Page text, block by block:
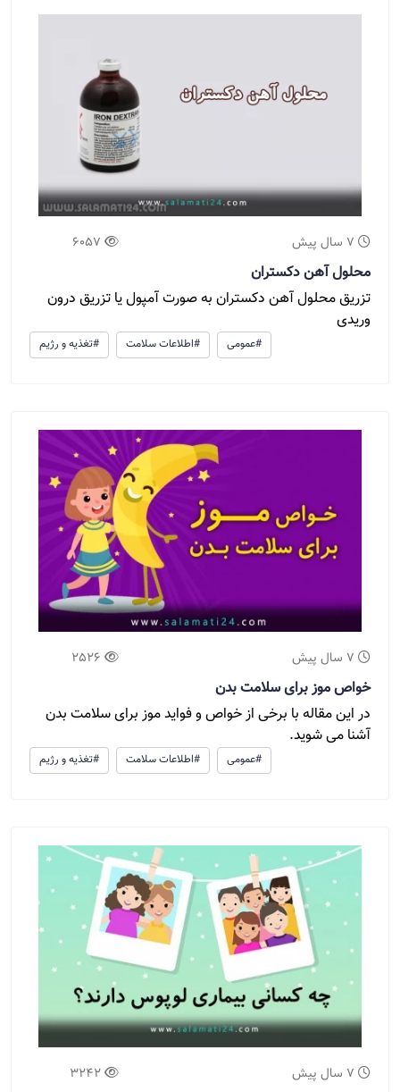
7 سال پیش 6057
محلول آهن دکستران
تزریق محلول آهن دکستران به صورت آمپول یا تزریق درون
وریدی
#تغذیه و رژیم #اطلاعات سلامت #عمومی
7 سال پیش 2526
خواص موز برای سلامت بدن
در این مقاله با برخی از خواص و فواید موز برای سلامت بدن
آشنا می شوید.
#تغذیه و رژیم #اطلاعات سلامت #عمومی
7 سال پیش 3242